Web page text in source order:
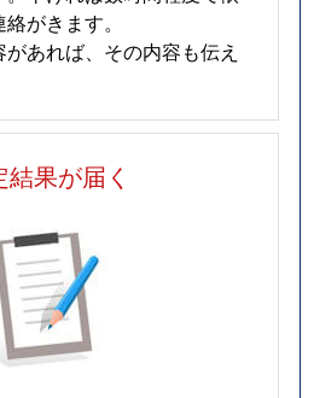
万円
勾当台公園
万円
勾当台公園
万円
勾当台公園
万円
万円
万円
がきます。
あれば、その内容も伝え
結果が届く